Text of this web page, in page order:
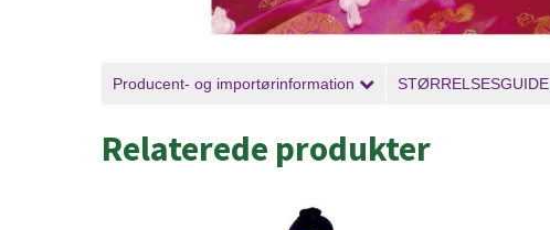
Producent- og importørinformation STØRRELSESGUIDE
Relaterede produkter